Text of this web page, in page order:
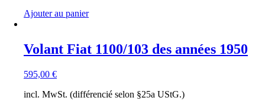
Ajouter au panier
Volant Fiat 1100/103 des années 1950
595,00 €
incl. MwSt. (différencié selon §25a UStG.)